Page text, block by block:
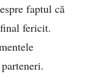
faptul că
fericit.